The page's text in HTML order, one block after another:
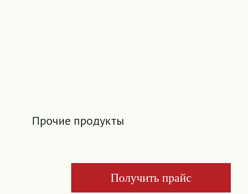
Прочие продукты
Получить прайс